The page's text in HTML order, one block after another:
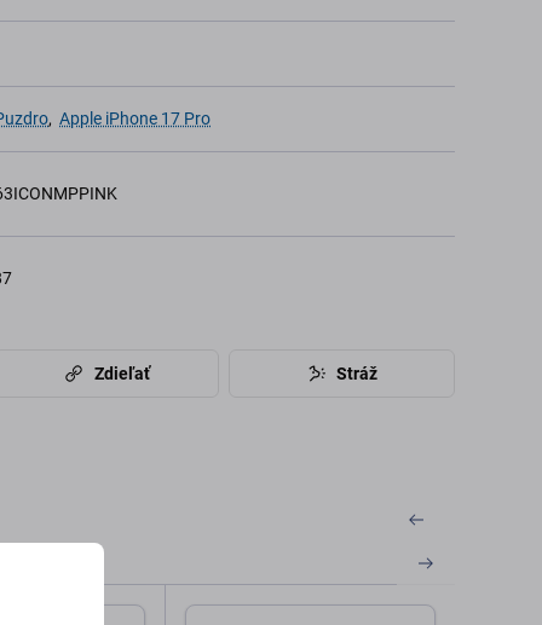
, Apple iPhone 17 Pro
Zdieľať Stráž